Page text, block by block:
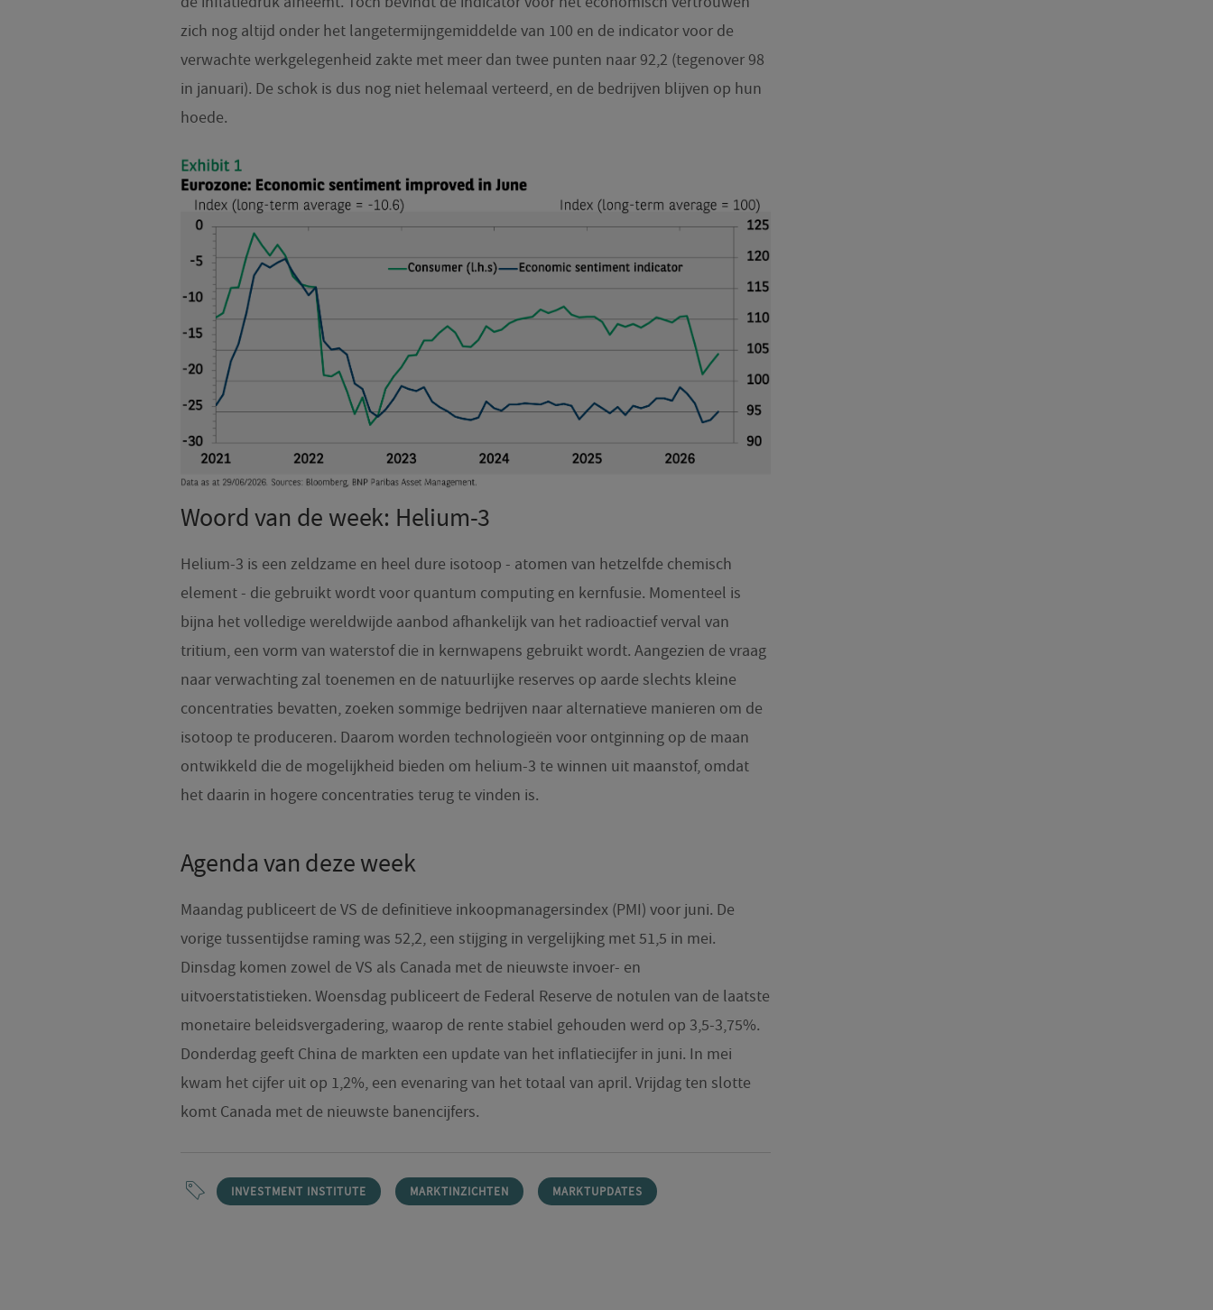
zich nog altijd onder het langetermijngemiddelde van 100 en de indicator voor de
verwachte werkgelegenheid zakte met meer dan twee punten naar 92,2 (tegenover 98
in januari). De schok is dus nog niet helemaal verteerd, en de bedrijven blijven op hun
hoede.
Woord van de week: Helium-3
Helium-3 is een zeldzame en heel dure isotoop - atomen van hetzelfde chemisch
element - die gebruikt wordt voor quantum computing en kernfusie. Momenteel is
bijna het volledige wereldwijde aanbod afhankelijk van het radioactief verval van
tritium, een vorm van waterstof die in kernwapens gebruikt wordt. Aangezien de vraag
naar verwachting zal toenemen en de natuurlijke reserves op aarde slechts kleine
concentraties bevatten, zoeken sommige bedrijven naar alternatieve manieren om de
isotoop te produceren. Daarom worden technologieën voor ontginning op de maan
ontwikkeld die de mogelijkheid bieden om helium-3 te winnen uit maanstof, omdat
het daarin in hogere concentraties terug te vinden is.
Agenda van deze week
Maandag publiceert de VS de definitieve inkoopmanagersindex (PMI) voor juni. De
vorige tussentijdse raming was 52,2, een stijging in vergelijking met 51,5 in mei.
Dinsdag komen zowel de VS als Canada met de nieuwste invoer- en
uitvoerstatistieken. Woensdag publiceert de Federal Reserve de notulen van de laatste
monetaire beleidsvergadering, waarop de rente stabiel gehouden werd op 3,5-3,75%.
Donderdag geeft China de markten een update van het inflatiecijfer in juni. In mei
kwam het cijfer uit op 1,2%, een evenaring van het totaal van april. Vrijdag ten slotte
komt Canada met de nieuwste banencijfers.
INVESTMENT INSTITUTE MARKTINZICHTEN MARKTUPDATES